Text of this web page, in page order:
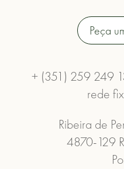
Peça
+ (351) 259 249
rede
Ribeira de
4870-129